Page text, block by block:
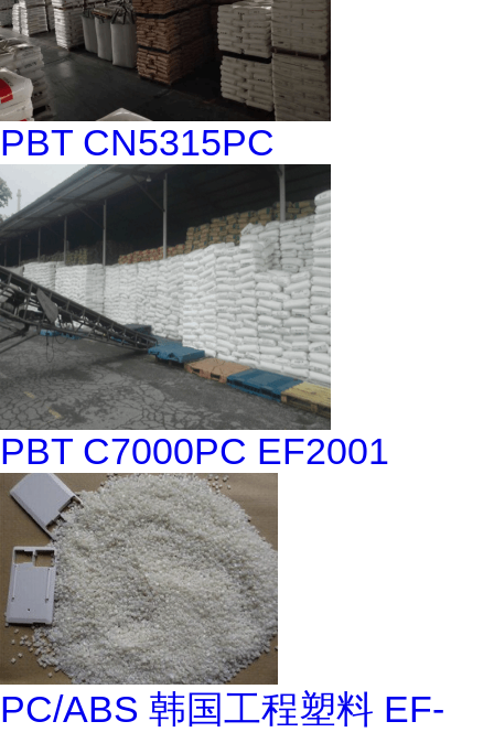
PBT CN5315PC
PBT C7000PC EF2001
PC/ABS 韩国工程塑料 EF-